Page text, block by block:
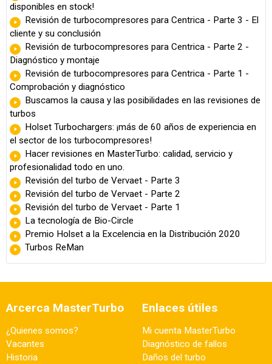
disponibles en stock!
Revisión de turbocompresores para Centrica - Parte 3 - El
cliente y su conclusión
Revisión de turbocompresores para Centrica - Parte 2 -
Diagnóstico y montaje
Revisión de turbocompresores para Centrica - Parte 1 -
Comprobación y diagnóstico
Buscamos la causa y las posibilidades en las revisiones de
turbos
Holset Turbochargers: ¡más de 60 años de experiencia en
el sector de los turbocompresores!
Hacer revisiones en MasterTurbo: calidad, servicio y
profesionalidad todo en uno.
Revisión del turbo de Vervaet - Parte 3
Revisión del turbo de Vervaet - Parte 2
Revisión del turbo de Vervaet - Parte 1
La tecnología de Bio-Circle
Premio Holset a la Excelencia en la Distribución 2020
Turbos ReMan
Arcerca MasterTurbo
¿Quienes somos?
Vacantes
Historia
Enlaces útiles
Mi cuenta MasterTurbo
Diagnóstico de fallos
Daños del turbo